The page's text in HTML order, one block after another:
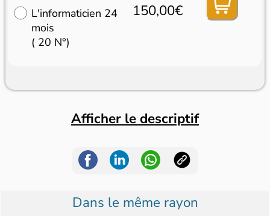
L'informaticien 24
mois
( 20 N°)
150,00€
Afficher le descriptif
Dans le même rayon